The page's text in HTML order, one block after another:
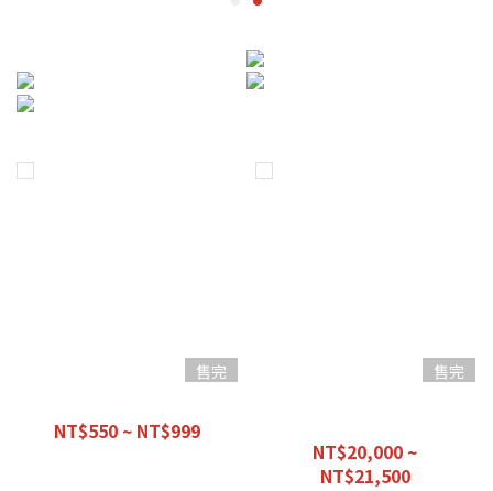
售完
NT$550 ~ NT$999
售完
NT$20,000 ~
NT$21,500